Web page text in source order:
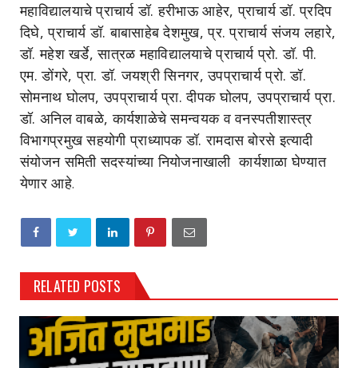
महाविद्यालयाचे प्राचार्य डॉ. हरीभाऊ आहेर, प्राचार्य डॉ. प्रदिप
दिघे, प्राचार्य डॉ. बाबासाहेब देशमुख, प्र. प्राचार्य संजय लहारे,
डॉ. महेश खर्डे, सात्रळ महाविद्यालयाचे प्राचार्य प्रो. डॉ. पी.
एम. डोंगरे, प्रा. डॉ. जयश्री सिनगर, उपप्राचार्य प्रो. डॉ.
सोमनाथ घोलप, उपप्राचार्य प्रा. दीपक घोलप, उपप्राचार्य प्रा.
डॉ. अनिल वाबळे, कार्यशाळेचे समन्वयक व वनस्पतीशास्त्र
विभागप्रमुख सहयोगी प्राध्यापक डॉ. रामदास बोरसे इत्यादी
संयोजन समिती सदस्यांच्या नियोजनाखाली कार्यशाळा घेण्यात
येणार आहे.
RELATED POSTS